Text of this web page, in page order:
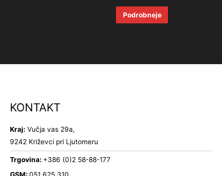
Podrobneje
KONTAKT
Kraj: Vučja vas 29a,
9242 Križevci pri Ljutomeru
Trgovina: +386 (0)2 58-88-177
GSM: 051 625 310